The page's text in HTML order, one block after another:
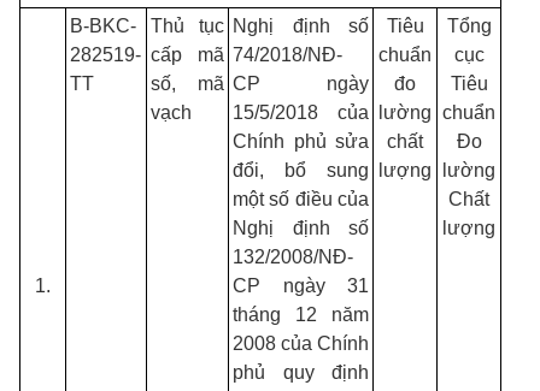
1.
B-BKC-
282519-
TT
Thủ tục
cấp mã
số, mã
vạch
Nghị định số
74/2018/NĐ-
CP ngày
15/5/2018 của
Chính phủ sửa
đổi, bổ sung
một số điều của
Nghị định số
132/2008/NĐ-
CP ngày 31
tháng 12 năm
2008 của Chính
phủ quy định
Tiêu
chuẩn
đo
lường
chất
lượng
Tổng
cục
Tiêu
chuẩn
Đo
lường
Chất
lượng